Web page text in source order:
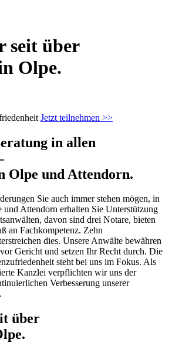
seit über
Olpe.
Jetzt teilnehmen >>
in allen
Olpe und Attendorn.
Sie auch immer stehen mögen, in
Attendorn erhalten Sie Unterstützung
davon sind drei Notare, bieten
an Fachkompetenz. Zehn
dies. Unsere Anwälte bewähren
Gericht und setzen Ihr Recht durch. Die
steht bei uns im Fokus. Als
Kanzlei verpflichten wir uns der
Verbesserung unserer
über